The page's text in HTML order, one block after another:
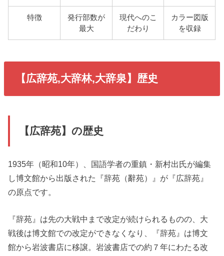
特徴
発行部数が
最大
現代へのこ
だわり
カラー図版
を収録
【広辞苑,大辞林,大辞泉】歴史
【広辞苑】の歴史
1935年（昭和10年）、国語学者の重鎮・新村出氏が編集
し博文館から出版された『辞苑（辭苑）』が『広辞苑』
の原点です。
『辞苑』は先の大戦中まで改定が続けられるものの、大
戦後は博文館での改定ができなくなり、『辞苑』は博文
館から岩波書店に移譲。岩波書店での約７年にわたる改